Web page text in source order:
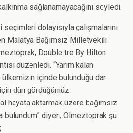
sağlanamayacağını söyledi.
dolayısıyla çalışmalarını
Malatya Bağımsız Milletvekili
Double tre By Hilton
düzenledi. “Yarım kalan
içinde bulunduğu dar
dün gördüğümüz
hayata aktarmak üzere bağımsız
bulundum” diyen, Ölmeztoprak şu